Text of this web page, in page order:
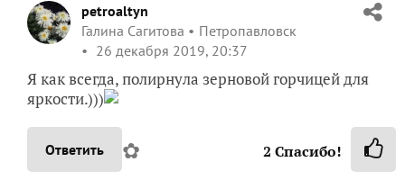
petroaltyn
Галина Сагитова
Петропавловск
26 декабря 2019, 20:37
Я как всегда, полирнула зерновой горчицей для
яркости.)))
Ответить ✿ 2 Спасибо!